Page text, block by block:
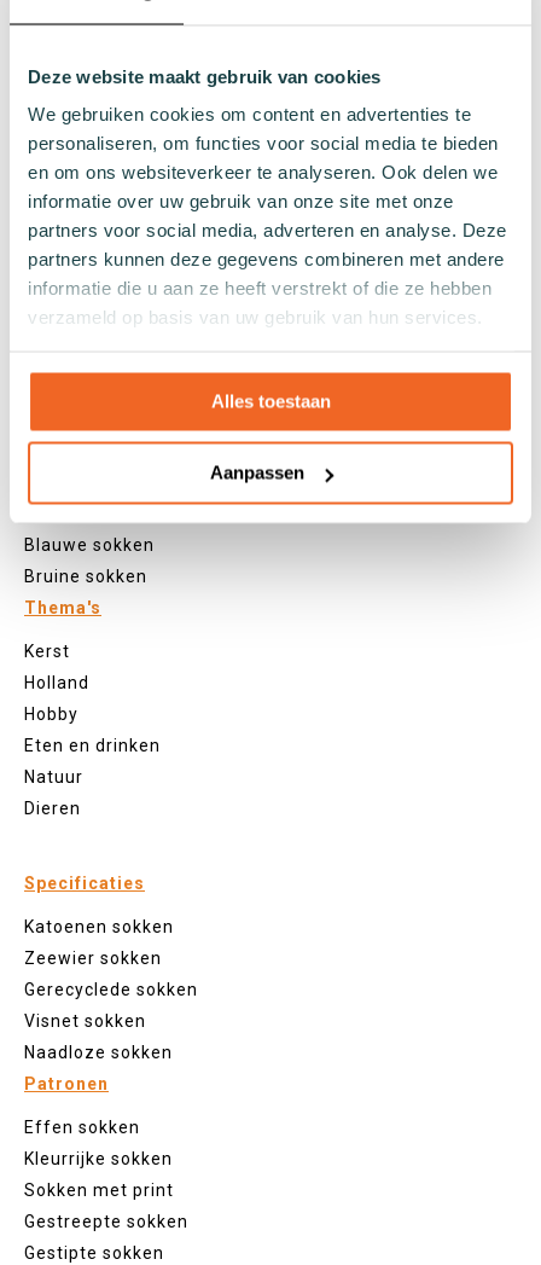
Deze website maakt gebruik van cookies
We gebruiken cookies om content en advertenties te
personaliseren, om functies voor social media te bieden
en om ons websiteverkeer te analyseren. Ook delen we
informatie over uw gebruik van onze site met onze
partners voor social media, adverteren en analyse. Deze
partners kunnen deze gegevens combineren met andere
informatie die u aan ze heeft verstrekt of die ze hebben
verzameld op basis van uw gebruik van hun services.
Alles toestaan
Aanpassen
Quarter sokken
Panty's
Kleuren
Veel kleurige sokken
Witte sokken
Zwarte sokken
Grijze sokken
Gele sokken
Roze sokken
Blauwe sokken
Bruine sokken
Thema's
Kerst
Holland
Hobby
Eten en drinken
Natuur
Dieren
Specificaties
Katoenen sokken
Zeewier sokken
Gerecyclede sokken
Visnet sokken
Naadloze sokken
Patronen
Effen sokken
Kleurrijke sokken
Sokken met print
Gestreepte sokken
Gestipte sokken